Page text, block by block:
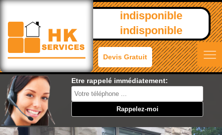
indisponible
indisponible
Devis Gratuit
Etre rappelé immédiatement: